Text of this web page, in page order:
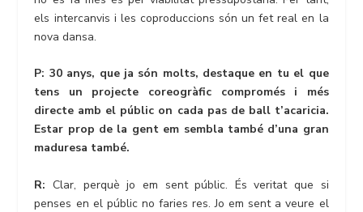
els intercanvis i les coproduccions són un fet real en la
nova dansa.
P: 30 anys, que ja són molts, destaque en tu el que
tens un projecte coreogràfic compromés i més
directe amb el públic on cada pas de ball t’acaricia.
Estar prop de la gent em sembla també d’una gran
maduresa també.
R: Clar, perquè jo em sent públic. És veritat que si
penses en el públic no faries res. Jo em sent a veure el